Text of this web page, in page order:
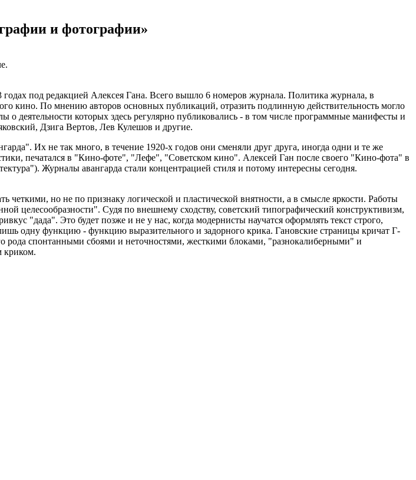
и фотографии»
под редакцией Алексея Гана. Всего вышло 6 номеров журнала. Политика журнала, в
кино. По мнению авторов основных публикаций, отразить подлинную действительность могло
деятельности которых здесь регулярно публиковались - в том числе программные манифесты и
Дзига Вертов, Лев Кулешов и другие.
Их не так много, в течение 1920-х годов они сменяли друг друга, иногда одни и те же
печатался в "Кино-фоте", "Лефе", "Советском кино". Алексей Ган после своего "Кино-фота" в
Журналы авангарда стали концентрацией стиля и потому интересны сегодня.
но не по признаку логической и пластической внятности, а в смысле яркости. Работы
целесообразности". Судя по внешнему сходству, советский типографический конструктивизм,
"дада". Это будет позже и не у нас, когда модернисты научатся оформлять текст строго,
одну функцию - функцию выразительного и задорного крика. Гановские страницы кричат Г-
спонтанными сбоями и неточностями, жесткими блоками, "разнокалиберными" и
криком.